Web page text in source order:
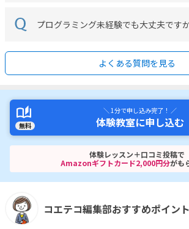
プログラミング未経験でも大丈夫です
よくある質問を見る
無料
＼ 1分で申し込み完了！ ／
体験教室に申し込む
体験レッスン＋口コミ投稿で
Amazonギフトカード2,000円分がも
コエテコ編集部おすすめポイント